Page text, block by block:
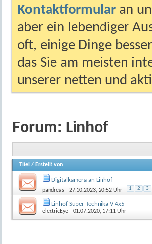
Kontaktformular an
aber ein lebendiger
oft, einige Dinge
das Sie am meisten
unserer netten und
Forum: Linhof
Titel / Erstellt von
Digitalkamera an Linhof
pandreas - 27.10.2023, 20:52 Uhr 1 2 3
Linhof Super Technika V 4x5
electricEye - 01.07.2020, 17:11 Uhr